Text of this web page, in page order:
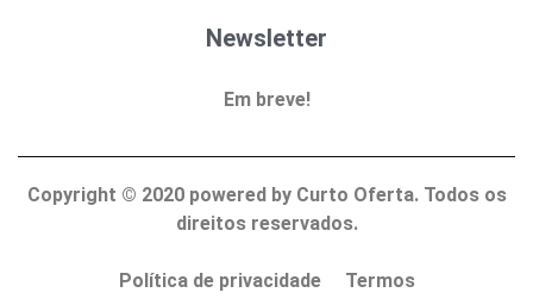
Newsletter
Em breve!
Copyright © 2020powered by Curto Oferta. Todos os
direitos reservados.
Política de privacidade Termos